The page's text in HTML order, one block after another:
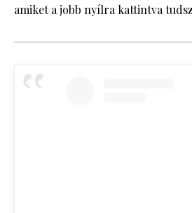
amiket a jobb nyílra kattintva